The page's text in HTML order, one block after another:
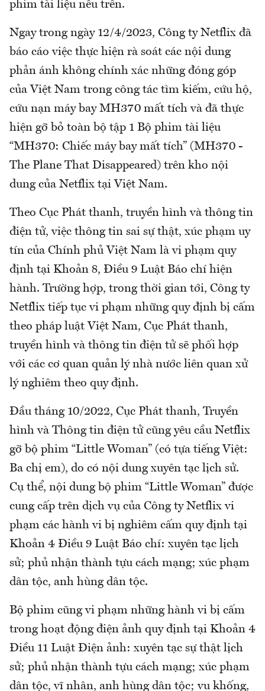
phim tài liệu nêu trên.
Ngay trong ngày 12/4/2023, Công ty Netflix đã
báo cáo việc thực hiện rà soát các nội dung
phản ánh không chính xác những đóng góp
của Việt Nam trong công tác tìm kiếm, cứu hộ,
cứu nạn máy bay MH370 mất tích và đã thực
hiện gỡ bỏ toàn bộ tập 1 Bộ phim tài liệu
“MH370: Chiếc máy bay mất tích” (MH370 -
The Plane That Disappeared) trên kho nội
dung của Netflix tại Việt Nam.
Theo Cục Phát thanh, truyền hình và thông tin
điện tử, việc thông tin sai sự thật, xúc phạm uy
tín của Chính phủ Việt Nam là vi phạm quy
định tại Khoản 8, Điều 9 Luật Báo chí hiện
hành. Trường hợp, trong thời gian tới, Công ty
Netflix tiếp tục vi phạm những quy định bị cấm
theo pháp luật Việt Nam, Cục Phát thanh,
truyền hình và thông tin điện tử sẽ phối hợp
với các cơ quan quản lý nhà nước liên quan xử
lý nghiêm theo quy định.
Đầu tháng 10/2022, Cục Phát thanh, Truyền
hình và Thông tin điện tử cũng yêu cầu Netflix
gỡ bộ phim “Little Woman” (có tựa tiếng Việt:
Ba chị em), do có nội dung xuyên tạc lịch sử.
Cụ thể, nội dung bộ phim “Little Woman” được
cung cấp trên dịch vụ của Công ty Netflix vi
phạm các hành vi bị nghiêm cấm quy định tại
Khoản 4 Điều 9 Luật Báo chí: xuyên tạc lịch
sử; phủ nhận thành tựu cách mạng; xúc phạm
dân tộc, anh hùng dân tộc.
Bộ phim cũng vi phạm những hành vi bị cấm
trong hoạt động điện ảnh quy định tại Khoản 4
Điều 11 Luật Điện ảnh: xuyên tạc sự thật lịch
sử; phủ nhận thành tựu cách mạng; xúc phạm
dân tộc, vĩ nhân, anh hùng dân tộc; vu khống,